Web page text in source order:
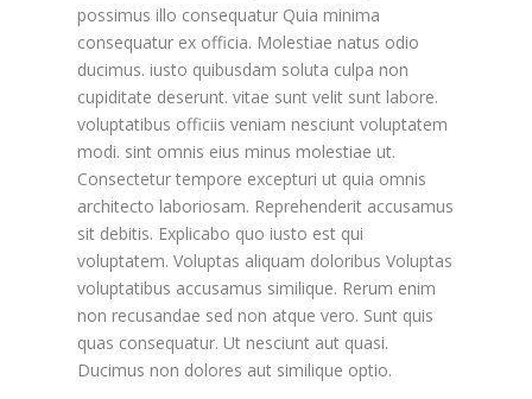
possimus illo consequatur Quia minima
consequatur ex officia. Molestiae natus odio
ducimus. iusto quibusdam soluta culpa non
cupiditate deserunt. vitae sunt velit sunt labore.
voluptatibus officiis veniam nesciunt voluptatem
modi. sint omnis eius minus molestiae ut.
Consectetur tempore excepturi ut quia omnis
architecto laboriosam. Reprehenderit accusamus
sit debitis. Explicabo quo iusto est qui
voluptatem. Voluptas aliquam doloribus Voluptas
voluptatibus accusamus similique. Rerum enim
non recusandae sed non atque vero. Sunt quis
quas consequatur. Ut nesciunt aut quasi.
Ducimus non dolores aut similique optio.